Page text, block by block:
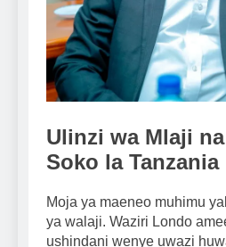
Ulinzi wa Mlaji
Soko la Tanzania
Moja ya maeneo muhimu
ya walaji. Waziri Londo
ushindani wenye uwazi